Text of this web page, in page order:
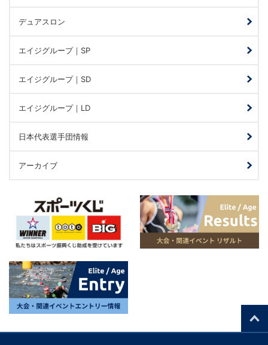
デュアスロン
エイジグループ｜SP
エイジグループ｜SD
エイジグループ｜LD
日本代表選手団情報
アーカイブ